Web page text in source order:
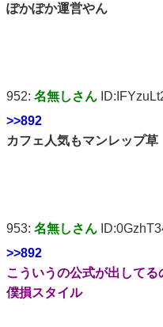
ぽかぽか運営やん
952: 名無しさん
>>892
カフェ人気もマンレップ草
953: 名無しさん
>>892
こういうの公式が出して
僕損スタイル